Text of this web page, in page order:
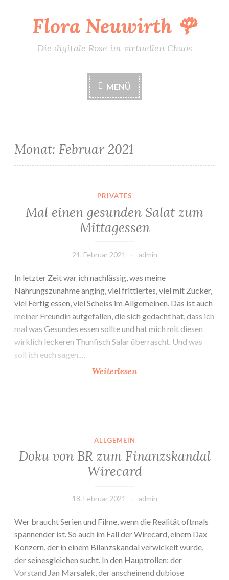
Inhalt
springen
Flora Neuwirth 🌹
Die digitale Rose im virtuellen Chaos
MENÜ
Monat: Februar 2021
PRIVATES
Mal einen gesunden Salat zum
Mittagessen
21. Februar 2021 admin
In letzter Zeit war ich nachlässig, was meine
Nahrungszunahme anging, viel frittiertes, viel mit Zucker,
viel Fertig essen, viel Scheiss im Allgemeinen. Das ist auch
meiner Freundin aufgefallen, die sich gedacht hat, dass ich
mal was Gesundes essen sollte und hat mich mit diesen
wirklich leckeren Thunfisch Salar überrascht. Und was
soll ich euch sagen.…
WeiterlesenMal
gesunden
ALLGEMEIN
Doku von BR zum Finanzskandal
Wirecard
18. Februar 2021 admin
Wer braucht Serien und Filme, wenn die Realität oftmals
spannender ist. So auch im Fall der Wirecard, einem Dax
Konzern, der in einem Bilanzskandal verwickelt wurde,
der seinesgleichen sucht. In den Hauptrollen: der
Vorstand Jan Marsalek, der anscheinend dubiose